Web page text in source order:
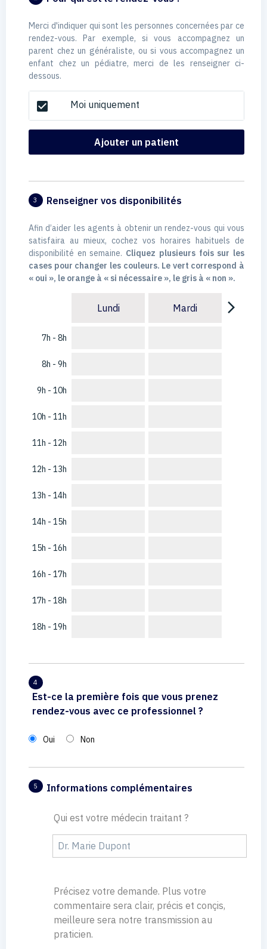
Merci d'indiquer qui sont les personnes concernées par ce
rendez-vous. Par exemple, si vous accompagnez un
parent chez un généraliste, ou si vous accompagnez un
enfant chez un pédiatre, merci de les renseigner ci-
dessous.
check_box Moi uniquement
Ajouter un patient
3 Renseigner vos disponibilités
Afin d’aider les agents à obtenir un rendez-vous qui vous
satisfaira au mieux, cochez vos horaires habituels de
disponibilité en semaine. Cliquez plusieurs fois sur les
cases pour changer les couleurs. Le vert correspond à
« oui », le orange à « si nécessaire », le gris à « non ».
7h - 8h
8h - 9h
9h - 10h
10h - 11h
11h - 12h
12h - 13h
13h - 14h
14h - 15h
15h - 16h
16h - 17h
17h - 18h
18h - 19h
Lundi Mardi arrow_forward_ios
4
Est-ce la première fois que vous prenez
rendez-vous avec ce professionnel ?
Oui Non
5 Informations complémentaires
Qui est votre médecin traitant ?
Précisez votre demande. Plus votre
commentaire sera clair, précis et conçis,
meilleure sera notre transmission au
praticien.